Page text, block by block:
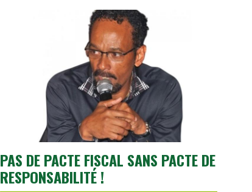
PAS DE PACTE FISCAL SANS PACTE DE
RESPONSABILITÉ !